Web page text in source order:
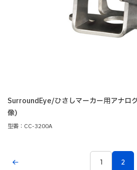
SurroundEye/ひさしマーカー用アナロ
像)
型番：CC-3200A
1 2